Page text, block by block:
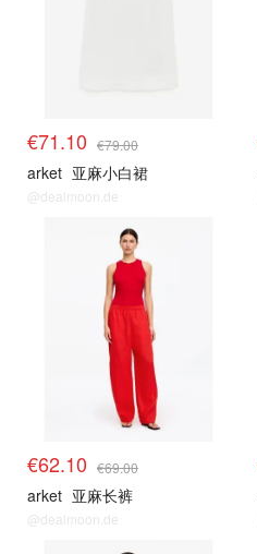
€71.10 €79.00
arket 亚麻小白裙
@dealmoon.de
€62.10 €69.00
arket 亚麻长裤
@dealmoon.de